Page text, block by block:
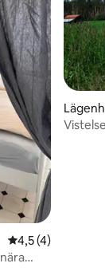
4,5 av 5 i
4,5 (4)